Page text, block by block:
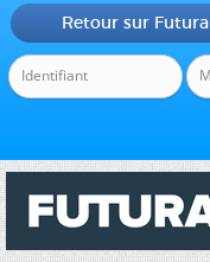
Retour sur Futura